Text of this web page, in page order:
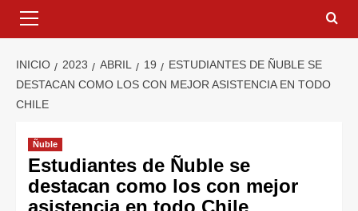
INICIO 2023 ABRIL 19
ESTUDIANTES DE ÑUBLE SE
DESTACAN COMO LOS CON MEJOR ASISTENCIA EN TODO
CHILE
Ñuble
Estudiantes de Ñuble se
destacan como los con mejor